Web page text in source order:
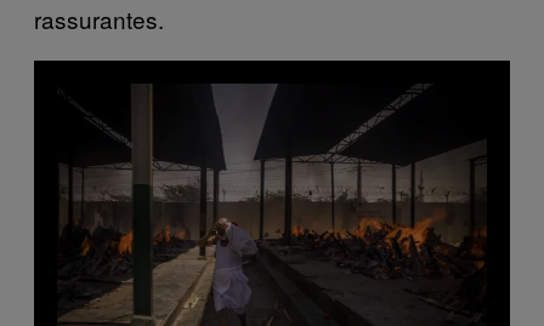
rassurantes.